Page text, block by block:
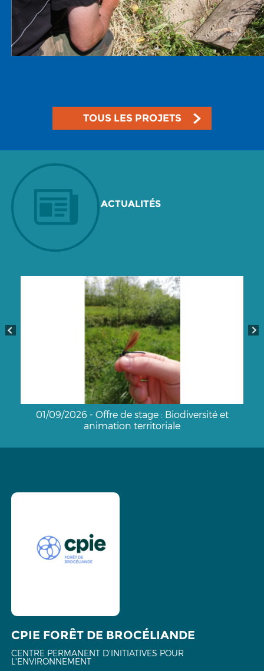
TOUS LES PROJETS
ACTUALITÉS
01/09/2026 - Offre de stage : Biodiversité et
animation territoriale
CPIE FORÊT DE BROCÉLIANDE
CENTRE PERMANENT D'INITIATIVES POUR
L'ENVIRONNEMENT